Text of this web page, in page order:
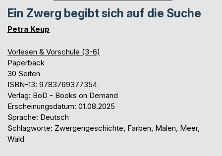
Ein Zwerg begibt sich auf die Suche
Petra Keup
Vorlesen & Vorschule (3-6)
Paperback
30 Seiten
ISBN-13: 9783769377354
Verlag: BoD - Books on Demand
Erscheinungsdatum: 01.08.2025
Sprache: Deutsch
Schlagworte: Zwergengeschichte, Farben, Malen, Meer,
Wald